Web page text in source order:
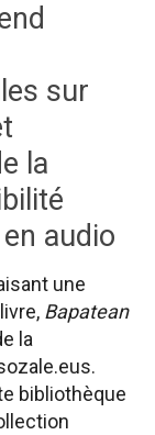
sur
la
audio
une
Bapatean
la
bibliothèque